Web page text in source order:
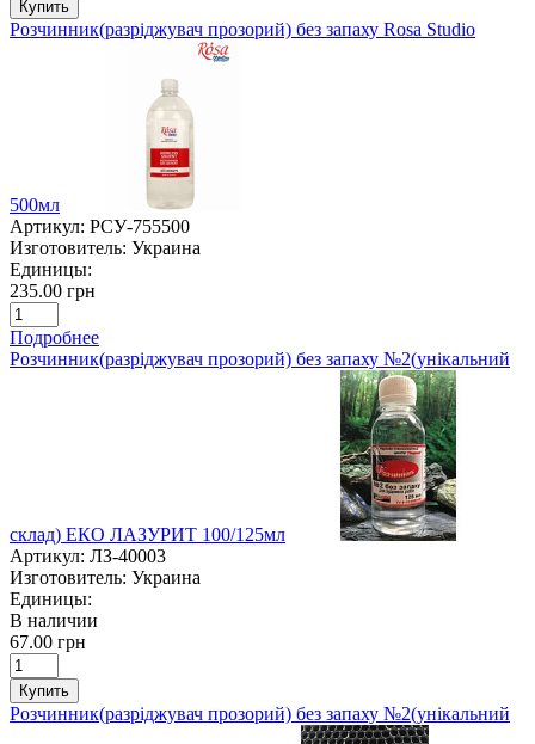
Купить
Розчинник(разріджувач прозорий) без запаху Rosa Studio
500мл
Артикул: РСУ-755500
Изготовитель: Украина
Единицы:
235.00 грн
Подробнее
Розчинник(разріджувач прозорий) без запаху №2(унікальний
склад) ЕКО ЛАЗУРИТ 100/125мл
Артикул: ЛЗ-40003
Изготовитель: Украина
Единицы:
В наличии
67.00 грн
Купить
Розчинник(разріджувач прозорий) без запаху №2(унікальний